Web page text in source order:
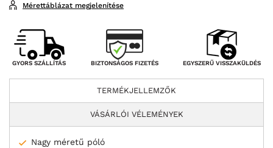
Mérettáblázat megjelenítése
GYORS SZÁLLÍTÁS BIZTONSÁGOS FIZETÉS EGYSZERŰ VISSZAKÜLDÉS
TERMÉKJELLEMZŐK
VÁSÁRLÓI VÉLEMÉNYEK
Nagy méretű póló